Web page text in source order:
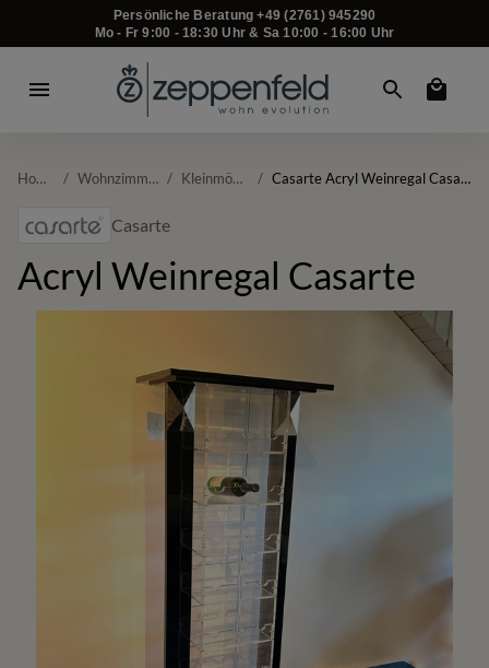
Persönliche Beratung +49 (2761) 945290
Mo - Fr 9:00 - 18:30 Uhr & Sa 10:00 - 16:00 Uhr
Home / Wohnzimmer / Kleinmöbel / Casarte Acryl Weinregal Casarte
Casarte
Acryl Weinregal Casarte